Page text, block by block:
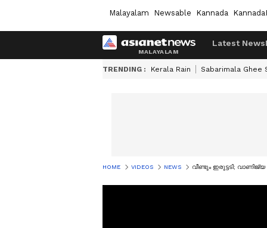
Malayalam Newsable Kannada
Latest News
TRENDING : Kerala Rain Sabarimala Ghee
HOME VIDEOS NEWS വീണ്ടും ഇരുട്ടടി;